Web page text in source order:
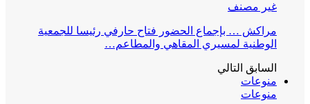
غير مصنف
مراكش … بإجماع الحضور فتاح حارفي رئيسا للجمعية
الوطنية لمسيري المقاهي والمطاعم…
السابق التالي
منوعات
منوعات